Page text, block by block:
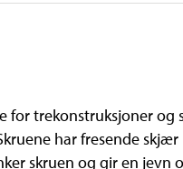
for trekonstruksjoner og
har fresende
skruen og gir en jevn